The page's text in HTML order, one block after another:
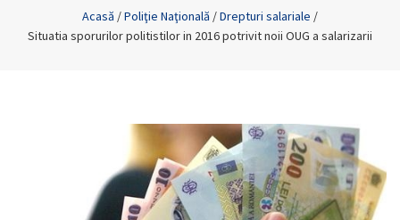
Acasă /Poliţie Naţională /Drepturi salariale /
Situatia sporurilor politistilor in 2016 potrivit noii OUG a salarizarii